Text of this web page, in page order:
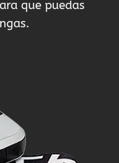
que puedas